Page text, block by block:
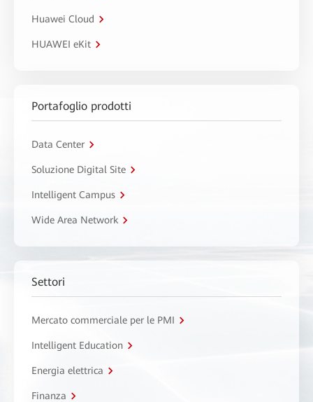
Huawei Cloud
HUAWEI eKit
Portafoglio prodotti
Data Center
Soluzione Digital Site
Intelligent Campus
Wide Area Network
Settori
Mercato commerciale per le PMI
Intelligent Education
Energia elettrica
Finanza